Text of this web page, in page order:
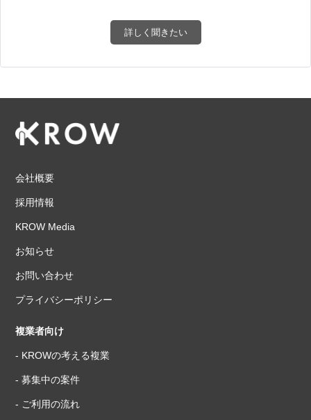
詳しく聞きたい
会社概要
採用情報
KROW Media
お知らせ
お問い合わせ
プライバシーポリシー
複業者向け
- KROWの考える複業
- 募集中の案件
- ご利用の流れ